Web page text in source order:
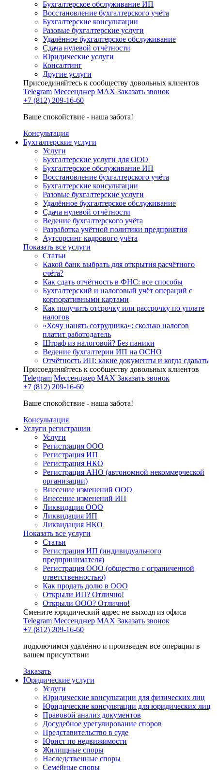
Бухгалтерское обслуживание ИП
Восстановление бухгалтерского учёта
Бухгалтерские консультации
Разовые бухгалтерские услуги
Удалённое бухгалтерское обслуживание
Сдача нулевой отчётности
Юридические услуги
Консалтинг
Другие услуги
Присоединяйтесь к сообществу довольных клиентов
Telegram Мессенджер MAX Заказать звонок
+7 (812) 209-16-60
Ваше спокойствие - наша забота!
Консультация
Бухгалтерские услуги
Услуги
Бухгалтерские услуги для ООО
Бухгалтерское обслуживание ИП
Восстановление бухгалтерского учёта
Бухгалтерские консультации
Разовые бухгалтерские услуги
Удалённое бухгалтерское обслуживание
Сдача нулевой отчётности
Ведение бухгалтерского учёта
Разработка учётной политики предприятия
Аутсорсинг кадрового учёта
Показать все услуги
Статьи
Какой банк выбрать для открытия расчётного
счёта?
Как сдать отчётность в ФНС: все способы
Бухгалтерский и налоговый учёт операций с
корпоративными картами
Как получить отсрочку или рассрочку по уплате
налогов
«Хочу нанять сотрудника»: сколько налогов
платит работодатель
Штраф из налоговой? Без паники
Ведение бухгалтерии ИП на ОСНО
Отчётность ИП: какие документы и когда сдавать
Присоединяйтесь к сообществу довольных клиентов
Telegram Мессенджер MAX Заказать звонок
+7 (812) 209-16-60
Ваше спокойствие - наша забота!
Консультация
Услуги регистрации
Услуги
Регистрация ООО
Регистрация ИП
Регистрация НКО
Регистрация АНО (автономной некоммерческой
организации)
Внесение изменений ООО
Внесение изменений ИП
Ликвидация ООО
Ликвидация ИП
Ликвидация НКО
Показать все услуги
Статьи
Регистрация ИП (индивидуального
предпринимателя)
Регистрация ООО (общество с ограниченной
ответственностью)
Как продать долю в ООО
Открыли ИП? Отлично!
Открыли ООО? Отлично!
Смените юридический адрес не выходя из офиса
Telegram Мессенджер MAX Заказать звонок
+7 (812) 209-16-60
подключимся удалённо и произведем все операции в
вашем присутствии
Заказать
Юридические услуги
Услуги
Юридические консультации для физических лиц
Юридические консультации для юридических лиц
Правовой анализ документов
Досудебное урегулирование споров
Представительство в суде
Юрист по недвижимости
Жилищные споры
Наследственные споры
Семейные споры